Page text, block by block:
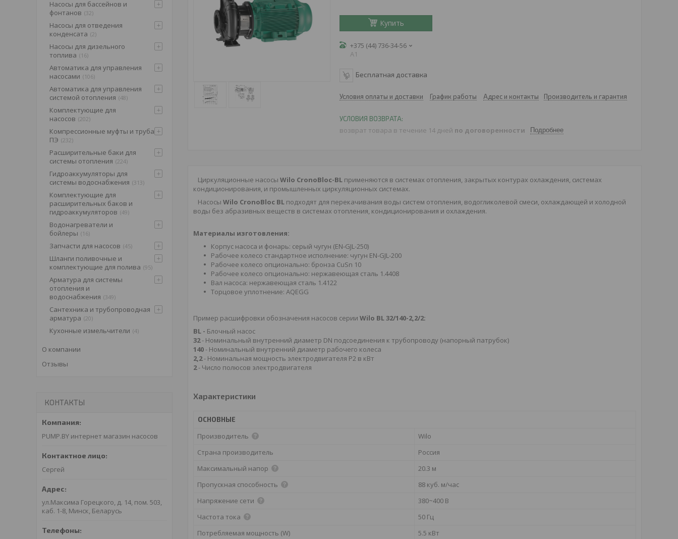
Купить
+375 (44) 736-34-56
A1
Бесплатная доставка
Условия оплаты и доставки График работы Адрес и контакты Производитель и гарантия
возврат товара в течение 14 дней по договоренности Подробнее
Циркуляционные насосы Wilo CronoBloc-BL применяются в системах отопления, закрытых контурах охлаждения, системах
кондиционирования, и промышленных циркуляционных системах.
Насосы Wilo CronoBloc BL подходят для перекачивания воды систем отопления, водогликолевой смеси, охлаждающей и холодной
воды без абразивных веществ в системах отопления, кондиционирования и охлаждения.
Материалы изготовления:
Корпус насоса и фонарь: серый чугун (EN‐GJL-250)
Рабочее колесо стандартное исполнение: чугун EN-GJL-200
Рабочее колесо опционально: бронза CuSn 10
Рабочее колесо опционально: нержавеющая сталь 1.4408
Вал насоса: нержавеющая сталь 1.4122
Торцовое уплотнение: AQEGG
Пример расшифровки обозначения насосов серии Wilo BL 32/140-2,2/2:
BL - Блочный насос
32- Номинальный внутренний диаметр DN подсоединения к трубопроводу (напорный патрубок)
140- Номинальный внутренний диаметр рабочего колеса
2,2- Номинальная мощность электродвигателя P2 в кВт
2- Число полюсов электродвигателя
Характеристики
ОСНОВНЫЕ
Производитель
Wilo
Страна производитель
Россия
Максимальный напор
20.3 м
Пропускная способность
88 куб. м/час
Напряжение сети
380~400 В
Частота тока
50 Гц
Потребляемая мощность (W)
5.5 кВт
Насосы для бассейнов и
фонтанов 32
Насосы для отведения
конденсата 2
Насосы для дизельного
топлива
16
Автоматика для управления
насосами
106
Автоматика для управления
системой отопления 48
Комплектующие для
насосов 202
Компрессионные муфты и труба
ПЭ 232
Расширительные баки для
системы отопления 224
Гидроаккумуляторы для
системы водоснабжения 313
Комплектующие для
расширительных баков и
гидроаккумуляторов 49
Водонагреватели и
бойлеры
16
Запчасти для насосов 45
Шланги поливочные и
комплектующие для полива 95
Арматура для системы
отопления и
водоснабжения 349
Сантехника и трубопроводная
арматура 20
Кухонные измельчители 4
О компании
Отзывы
КОНТАКТЫ
PUMP.BY интернет магазин насосов
Сергей
ул.Максима Горецкого, д. 14, пом. 503,
каб. 1-8, Минск, Беларусь